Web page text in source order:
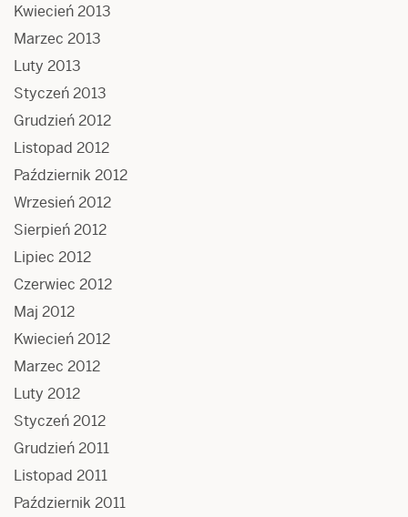
Kwiecień 2013
Marzec 2013
Luty 2013
Styczeń 2013
Grudzień 2012
Listopad 2012
Październik 2012
Wrzesień 2012
Sierpień 2012
Lipiec 2012
Czerwiec 2012
Maj 2012
Kwiecień 2012
Marzec 2012
Luty 2012
Styczeń 2012
Grudzień 2011
Listopad 2011
Październik 2011